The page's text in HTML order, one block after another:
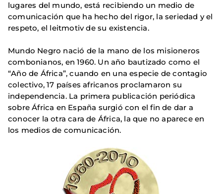
lugares del mundo, está recibiendo un medio de
comunicación que ha hecho del rigor, la seriedad y el
respeto, el leitmotiv de su existencia.
Mundo Negro nació de la mano de los misioneros
combonianos, en 1960. Un año bautizado como el
“Año de África”, cuando en una especie de contagio
colectivo, 17 países africanos proclamaron su
independencia. La primera publicación periódica
sobre África en España surgió con el fin de dar a
conocer la otra cara de África, la que no aparece en
los medios de comunicación.